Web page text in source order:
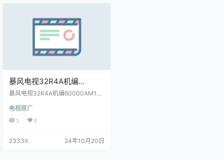
暴风电视32R4A机编
60000AM1B02主程序
配屏ST3151A05-8原厂程序
U盘数据刷机包
暴风电视32R4A机编60000AM1B0
0配屏ST3151A05-8原厂程序U盘
数据刷机包
电视原厂
3 0
2333it 24年10月20日